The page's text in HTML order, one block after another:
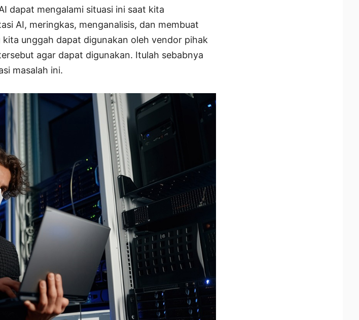
dapat mengalami situasi ini saat kita
AI, meringkas, menganalisis, dan membuat
unggah dapat digunakan oleh vendor pihak
agar dapat digunakan. Itulah sebabnya
masalah ini.